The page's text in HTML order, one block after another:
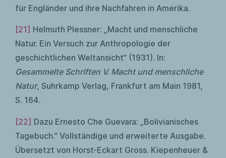
für Engländer und ihre Nachfahren in Amerika.
[21] Helmuth Plessner: „Macht und menschliche
Natur. Ein Versuch zur Anthropologie der
geschichtlichen Weltansicht“ (1931). In:
Gesammelte Schriften V. Macht und menschliche
Natur, Suhrkamp Verlag, Frankfurt am Main 1981,
S. 164.
[22] Dazu Ernesto Che Guevara: „Bolivianisches
Tagebuch.“ Vollständige und erweiterte Ausgabe.
Übersetzt von Horst-Eckart Gross. Kiepenheuer &